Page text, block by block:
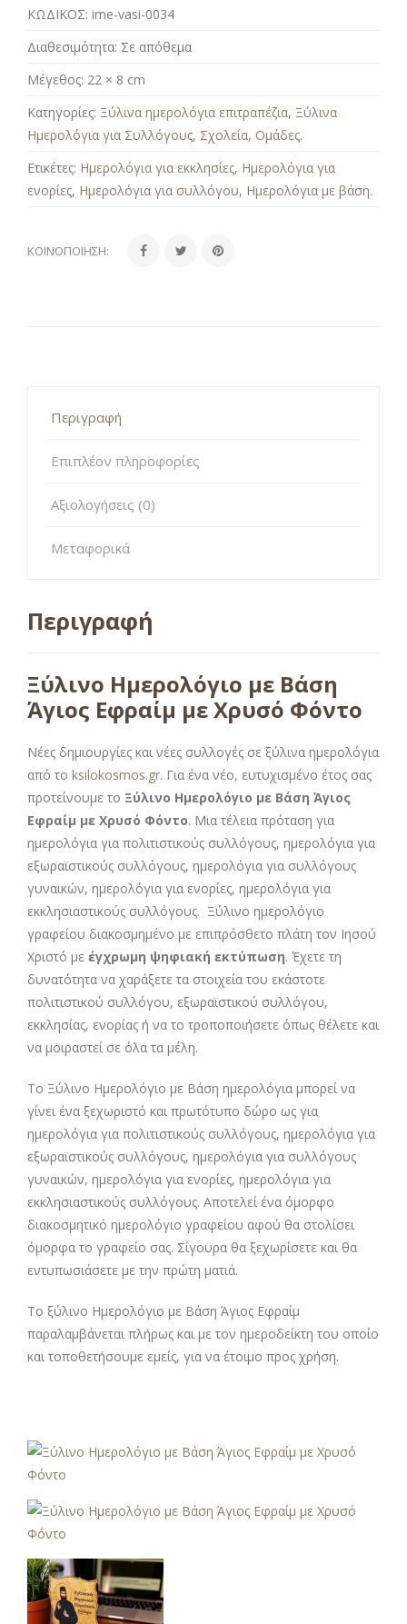
ΚΩΔΙΚΟΣ: ime-vasi-0034
Διαθεσιμότητα: Σε απόθεμα
Μέγεθος: 22 × 8 cm
Κατηγορίες: Ξύλινα ημερολόγια επιτραπέζια, Ξύλινα
Ημερολόγια για Συλλόγους, Σχολεία, Ομάδες.
Ετικέτες: Ημερολόγια για εκκλησίες, Ημερολόγια για
ενορίες, Ημερολόγια για συλλόγου, Ημερολόγια με βάση.
ΚΟΙΝΟΠΟΊΗΣΗ:
Περιγραφή
Επιπλέον πληροφορίες
Αξιολογήσεις (0)
Μεταφορικά
Περιγραφή
Ξύλινο Ημερολόγιο με Βάση
Άγιος Εφραίμ με Χρυσό Φόντο
Νέες δημιουργίες και νέες συλλογές σε ξύλινα ημερολόγια
από το ksilokosmos.gr. Για ένα νέο, ευτυχισμένο έτος σας
προτείνουμε το Ξύλινο Ημερολόγιο με Βάση Άγιος
Εφραίμ με Χρυσό Φόντο. Μια τέλεια πρόταση για
ημερολόγια για πολιτιστικούς συλλόγους, ημερολόγια για
εξωραϊστικούς συλλόγους, ημερολόγια για συλλόγους
γυναικών, ημερολόγια για ενορίες, ημερολόγια για
εκκλησιαστικούς συλλόγους. Ξύλινο ημερολόγιο
γραφείου διακοσμημένο με επιπρόσθετο πλάτη τον Ιησού
Χριστό με έγχρωμη ψηφιακή εκτύπωση. Έχετε τη
δυνατότητα να χαράξετε τα στοιχεία του εκάστοτε
πολιτιστικού συλλόγου, εξωραϊστικού συλλόγου,
εκκλησίας, ενορίας ή να το τροποποιήσετε όπως θέλετε και
να μοιραστεί σε όλα τα μέλη.
Το Ξύλινο Ημερολόγιο με Βάση ημερολόγια μπορεί να
γίνει ένα ξεχωριστό και πρωτότυπο δώρο ως για
ημερολόγια για πολιτιστικούς συλλόγους, ημερολόγια για
εξωραϊστικούς συλλόγους, ημερολόγια για συλλόγους
γυναικών, ημερολόγια για ενορίες, ημερολόγια για
εκκλησιαστικούς συλλόγους. Αποτελεί ένα όμορφο
διακοσμητικό ημερολόγιο γραφείου αφού θα στολίσει
όμορφα το γραφείο σας. Σίγουρα θα ξεχωρίσετε και θα
εντυπωσιάσετε με την πρώτη ματιά.
Το ξύλινο Ημερολόγιο με Βάση Άγιος Εφραίμ
παραλαμβάνεται πλήρως και με τον ημεροδείκτη του οποίο
και τοποθετήσουμε εμείς, για να έτοιμο προς χρήση.